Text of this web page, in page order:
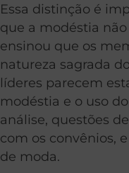
Essa distinção é
que a modéstia
ensinou que os
natureza sagrada
líderes parecem
modéstia e o uso
análise, questões
com os convênios,
de moda.